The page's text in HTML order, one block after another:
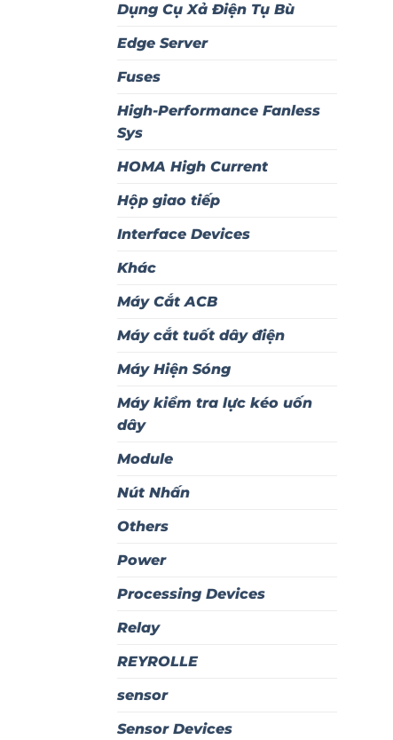
Dụng Cụ Xả Điện Tụ Bù
Edge Server
Fuses
High-Performance Fanless
Sys
HOMA High Current
Hộp giao tiếp
Interface Devices
Khác
Máy Cắt ACB
Máy cắt tuốt dây điện
Máy Hiện Sóng
Máy kiểm tra lực kéo uốn
dây
Module
Nút Nhấn
Others
Power
Processing Devices
Relay
REYROLLE
sensor
Sensor Devices